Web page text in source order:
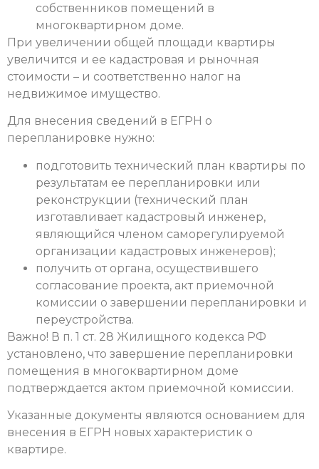
собственников помещений в
многоквартирном доме.
При увеличении общей площади квартиры
увеличится и ее кадастровая и рыночная
стоимости – и соответственно налог на
недвижимое имущество.
Для внесения сведений в ЕГРН о
перепланировке нужно:
подготовить технический план квартиры по
результатам ее перепланировки или
реконструкции (технический план
изготавливает кадастровый инженер,
являющийся членом саморегулируемой
организации кадастровых инженеров);
получить от органа, осуществившего
согласование проекта, акт приемочной
комиссии о завершении перепланировки и
переустройства.
Важно! В п. 1 ст. 28 Жилищного кодекса РФ
установлено, что завершение перепланировки
помещения в многоквартирном доме
подтверждается актом приемочной комиссии.
Указанные документы являются основанием для
внесения в ЕГРН новых характеристик о
квартире.